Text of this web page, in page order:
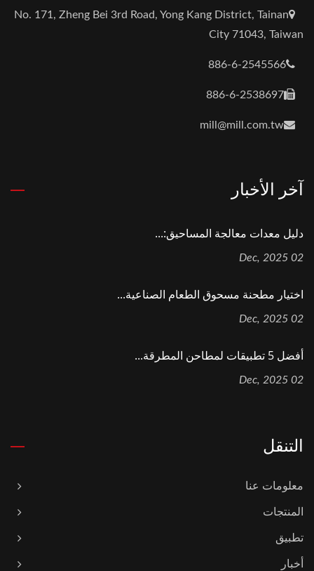
No. 171, Zheng Bei 3rd Road, Yong Kang District, Tainan
City 71043, Taiwan
886-6-2545566
886-6-2538697
mill@mill.com.tw
آخر الأخبار
دليل معدات معالجة المساحيق:...
02 Dec, 2025
اختيار مطحنة مسحوق الطعام الصناعية...
02 Dec, 2025
أفضل 5 تطبيقات لمطاحن المطرقة...
02 Dec, 2025
التنقل
معلومات عنا
المنتجات
تطبيق
أخبار